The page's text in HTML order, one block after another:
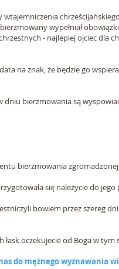
wypełniał
- najlepiej ojciec dla
na znak, że będzie go
bierzmowania są
bierzmowania
się należycie do jego
bowiem przez szereg
oczekujecie od Boga w tym
do mężnego wyznawania